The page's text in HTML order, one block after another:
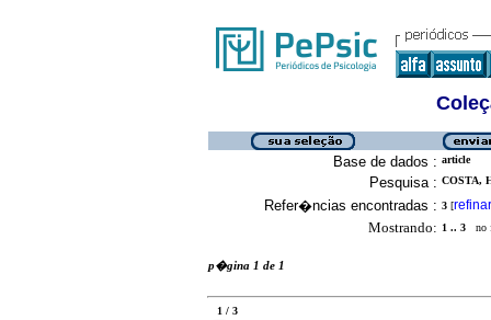
Base de dados : article
Pesquisa : COSTA,
Refer�ncias encontradas : 3 [refinar
Mostrando: 1 .. 3 no
p�gina 1 de 1
1 / 3